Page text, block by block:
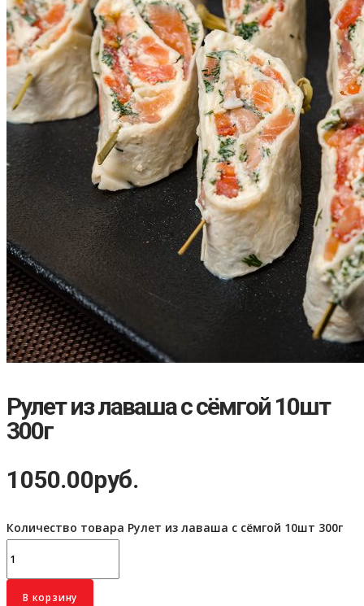
Рулет из лаваша с сёмгой 10шт
300г
1050.00руб.
Количество товара Рулет из лаваша с сёмгой 10шт 300г
В корзину